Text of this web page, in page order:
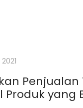
Penjualan
Produk yang